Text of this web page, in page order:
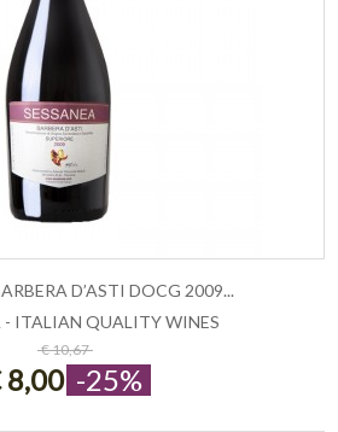
ESAURITO
D’ASTI DOCG 2009...
- ITALIAN QUALITY WINES
€ 10,67
8,00 -25%